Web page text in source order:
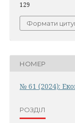
129
Формати
НОМЕР
№ 61 (2024):
РОЗДІЛ